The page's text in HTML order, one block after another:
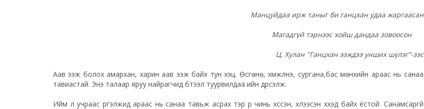
Манцуйдаа ирж таныг би ганцхан удаа жаргаасан
Магадгүй тэрнээс хойш дандаа зовоосон
Ц. Хулан "Ганцхан ээждээ унших шүлэг”-ээс
Аав ээж болох амархан, харин аав ээж байх тун хэцүү. Өсгөнө, хүмүүжүүлнэ, сургана,бас мөнхийн араас нь санаа
тавиастай. Энэ талаар яруу найрагчид бүтээл туурвилдаа ийн дүрсэлж.
Ийм л учраас үргэлжид араас нь санаа тавьж асрах тэр үр чинь хүссэн, хүлээсэн хүүхэд байх ёстой. Санамсаргүй